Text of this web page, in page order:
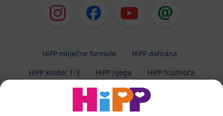
HiPP mliječne formule
HiPP dohrana
HiPP kinder 1-3
HiPP njega HiPP trudnoća
Zaštita privatnosti
Uvjeti korištenja